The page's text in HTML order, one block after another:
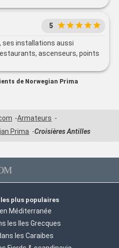
5
ses installations aussi
ascenseurs, points
de Norwegian Prima
Armateurs
Prima Croisières Antilles
plus populaires
Méditerranée
les Iles Grecques
les Caraibes